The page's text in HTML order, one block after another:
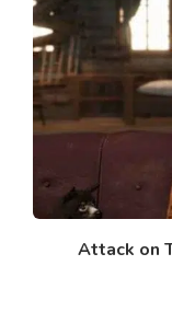
Attack on